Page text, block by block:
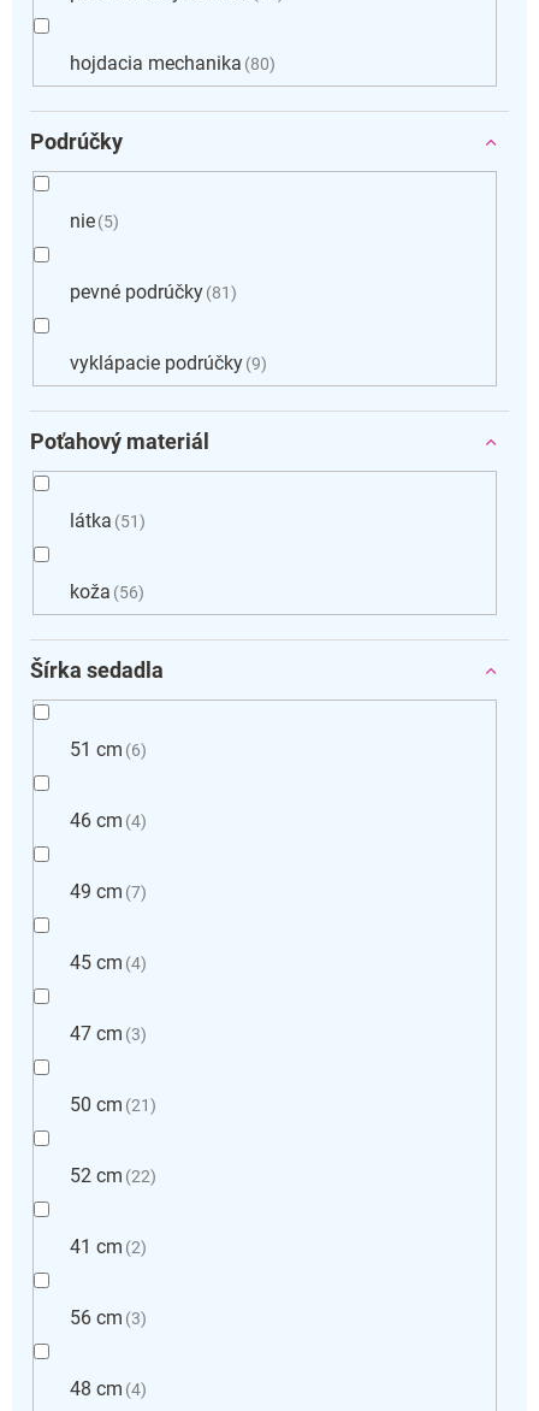
hojdacia mechanika 80
Podrúčky
nie 5
pevné podrúčky 81
vyklápacie podrúčky 9
Poťahový materiál
látka 51
koža 56
Šírka sedadla
51 cm 6
46 cm 4
49 cm 7
45 cm 4
47 cm 3
50 cm 21
52 cm 22
41 cm 2
56 cm 3
48 cm 4